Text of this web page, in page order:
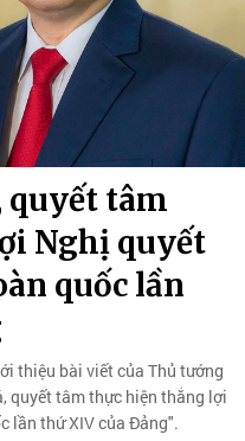
quyết tâm
Nghị quyết
quốc lần
thiệu bài viết của Thủ tướng
quyết tâm thực hiện thắng lợi
lần thứ XIV của Đảng".